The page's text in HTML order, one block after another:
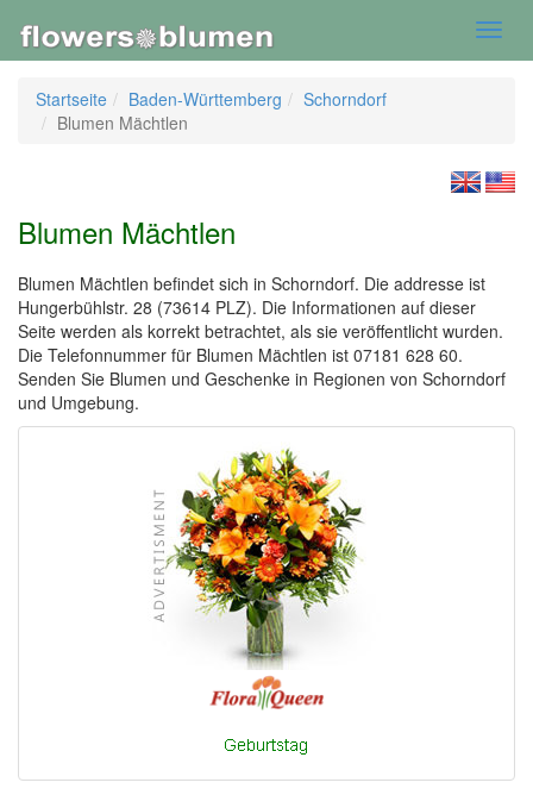
Startseite
Baden-Württemberg
Schorndorf
Blumen Mächtlen
Blumen Mächtlen
Blumen Mächtlen befindet sich in Schorndorf. Die addresse ist
Hungerbühlstr. 28 (73614 PLZ). Die Informationen auf dieser
Seite werden als korrekt betrachtet, als sie veröffentlicht wurden.
Die Telefonnummer für Blumen Mächtlen ist 07181 628 60.
Senden Sie Blumen und Geschenke in Regionen von Schorndorf
und Umgebung.